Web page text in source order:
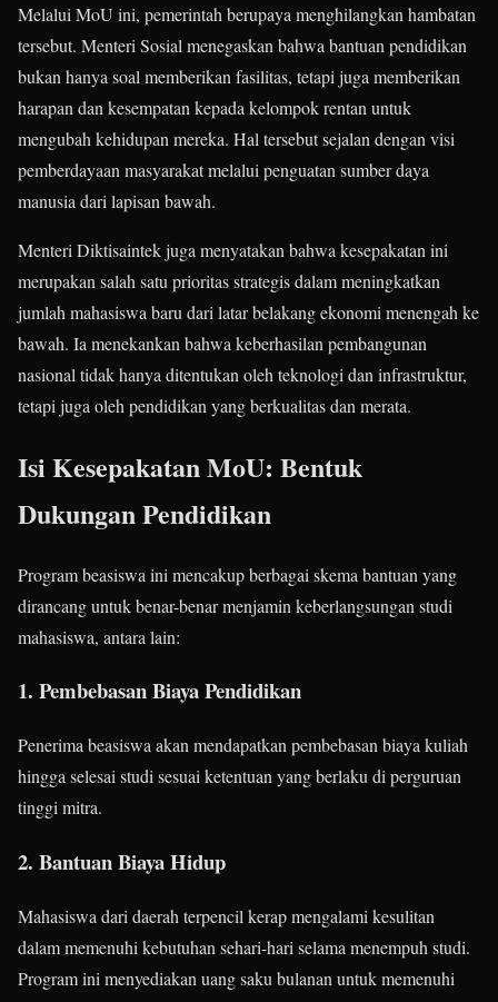
Melalui MoU ini, pemerintah berupaya menghilangkan hambatan
tersebut. Menteri Sosial menegaskan bahwa bantuan pendidikan
bukan hanya soal memberikan fasilitas, tetapi juga memberikan
harapan dan kesempatan kepada kelompok rentan untuk
mengubah kehidupan mereka. Hal tersebut sejalan dengan visi
pemberdayaan masyarakat melalui penguatan sumber daya
manusia dari lapisan bawah.
Menteri Diktisaintek juga menyatakan bahwa kesepakatan ini
merupakan salah satu prioritas strategis dalam meningkatkan
jumlah mahasiswa baru dari latar belakang ekonomi menengah ke
bawah. Ia menekankan bahwa keberhasilan pembangunan
nasional tidak hanya ditentukan oleh teknologi dan infrastruktur,
tetapi juga oleh pendidikan yang berkualitas dan merata.
Isi Kesepakatan MoU: Bentuk
Dukungan Pendidikan
Program beasiswa ini mencakup berbagai skema bantuan yang
dirancang untuk benar-benar menjamin keberlangsungan studi
mahasiswa, antara lain:
1. Pembebasan Biaya Pendidikan
Penerima beasiswa akan mendapatkan pembebasan biaya kuliah
hingga selesai studi sesuai ketentuan yang berlaku di perguruan
tinggi mitra.
2. Bantuan Biaya Hidup
Mahasiswa dari daerah terpencil kerap mengalami kesulitan
dalam memenuhi kebutuhan sehari-hari selama menempuh studi.
Program ini menyediakan uang saku bulanan untuk memenuhi